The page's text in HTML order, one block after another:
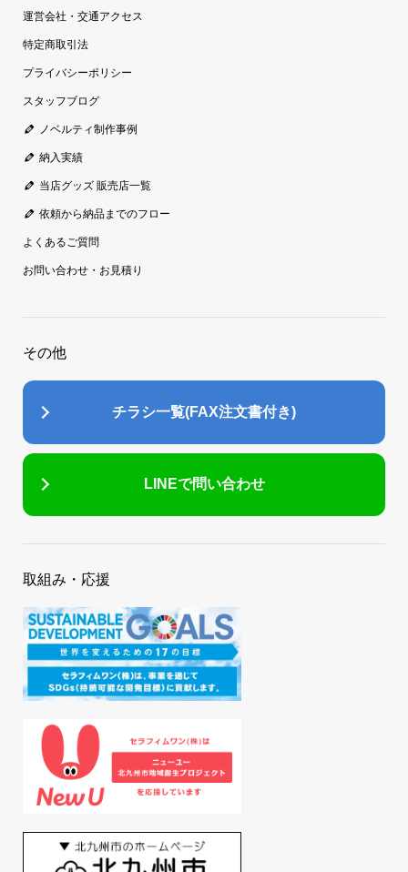
運営会社・交通アクセス
特定商取引法
プライバシーポリシー
スタッフブログ
ノベルティ制作事例
納入実績
当店グッズ 販売店一覧
依頼から納品までのフロー
よくあるご質問
お問い合わせ・お見積り
その他
チラシ一覧(FAX注文書付き)
LINEで問い合わせ
取組み・応援